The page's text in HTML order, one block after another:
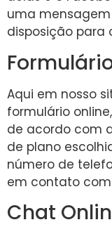
uma
disposição para
Aqui em nosso
formulário
de acordo com
de plano
número de
em contato
Chat